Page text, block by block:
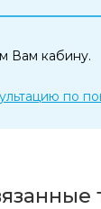
Вам кабину.
по